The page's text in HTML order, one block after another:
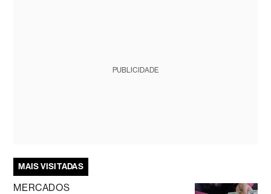
PUBLICIDADE
MAIS VISITADAS
MERCADOS